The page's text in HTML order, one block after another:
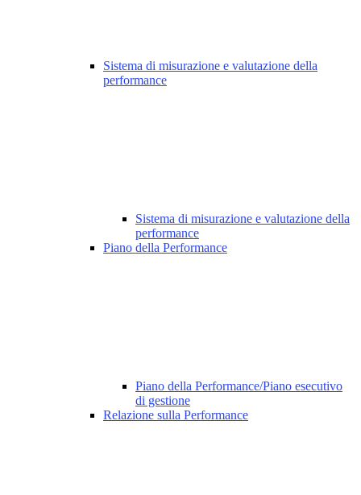
Sistema di misurazione e valutazione della
performance
Sistema di misurazione e valutazione della
performance
Piano della Performance
Piano della Performance/Piano esecutivo
di gestione
Relazione sulla Performance